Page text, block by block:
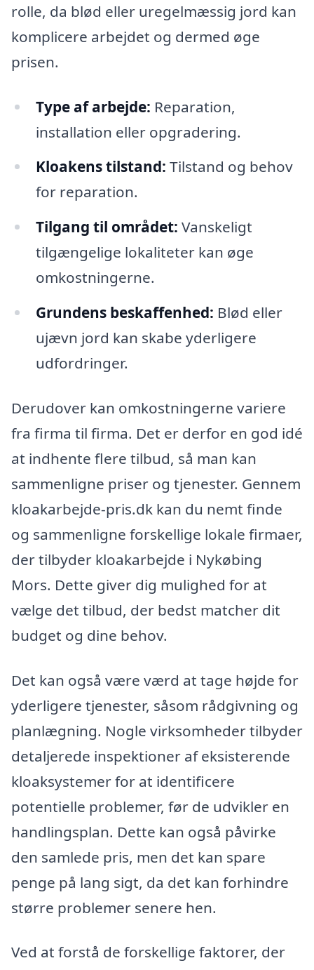
rolle, da blød eller uregelmæssig jord kan
komplicere arbejdet og dermed øge
prisen.
Type af arbejde: Reparation,
installation eller opgradering.
Kloakens tilstand: Tilstand og behov
for reparation.
Tilgang til området: Vanskeligt
tilgængelige lokaliteter kan øge
omkostningerne.
Grundens beskaffenhed: Blød eller
ujævn jord kan skabe yderligere
udfordringer.
Derudover kan omkostningerne variere
fra firma til firma. Det er derfor en god idé
at indhente flere tilbud, så man kan
sammenligne priser og tjenester. Gennem
kloakarbejde-pris.dk kan du nemt finde
og sammenligne forskellige lokale firmaer,
der tilbyder kloakarbejde i Nykøbing
Mors. Dette giver dig mulighed for at
vælge det tilbud, der bedst matcher dit
budget og dine behov.
Det kan også være værd at tage højde for
yderligere tjenester, såsom rådgivning og
planlægning. Nogle virksomheder tilbyder
detaljerede inspektioner af eksisterende
kloaksystemer for at identificere
potentielle problemer, før de udvikler en
handlingsplan. Dette kan også påvirke
den samlede pris, men det kan spare
penge på lang sigt, da det kan forhindre
større problemer senere hen.
Ved at forstå de forskellige faktorer, der